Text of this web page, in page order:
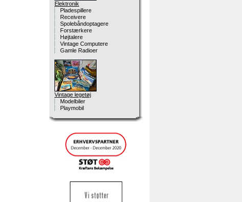
Elektronik
Pladespillere
Receivere
Spolebåndoptagere
Forstærkere
Højtalere
Vintage Computere
Gamle Radioer
Vintage legetøj
Modelbiler
Playmobil